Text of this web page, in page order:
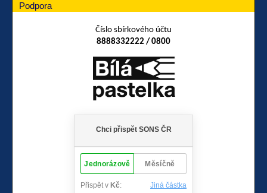
Podpora
Číslo sbírkového účtu
8888332222 / 0800